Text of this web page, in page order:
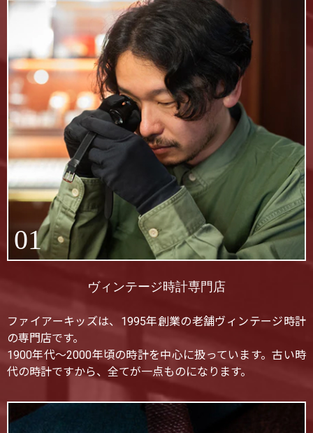
01
ヴィンテージ時計専門店
ファイアーキッズは、1995年創業の老舗ヴィンテージ時計
の専門店です。
1900年代〜2000年頃の時計を中心に扱っています。古い時
代の時計ですから、全てが一点ものになります。